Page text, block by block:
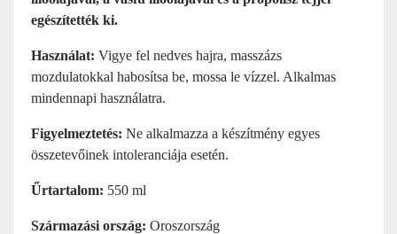
egészítették ki.
Használat: Vigye fel nedves hajra, masszázs
mozdulatokkal habosítsa be, mossa le vízzel. Alkalmas
mindennapi használatra.
Figyelmeztetés: Ne alkalmazza a készítmény egyes
összetevőinek intoleranciája esetén.
Űrtartalom: 550 ml
Származási ország: Oroszország